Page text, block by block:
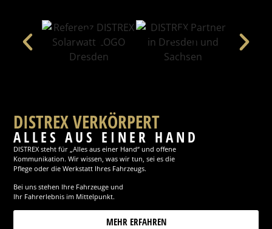
DISTREX VERKÖRPERT
ALLES AUS EINER HAND
DISTREX steht für „Alles aus einer Hand“ und offene
Kommunikation. Wir wissen, was wir tun, sei es die
Pflege oder die Werkstatt Ihres Fahrzeugs.
Bei uns stehen Ihre Fahrzeuge und
Ihr Fahrerlebnis im Mittelpunkt.
MEHR ERFAHREN